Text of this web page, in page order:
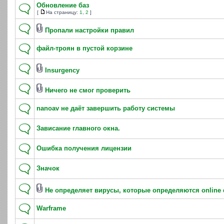
Обновление баз
[ На страницу: 1 2 ]
Пропали настройки правил
файл-троян в пустой корзине
Insurgency
Ничего не смог проверить
nanoav не даёт завершить работу системы
Зависание главного окна.
Ошибка получения лицензии
Значок
Не определяет вирусы, которые определяются online
Warframe